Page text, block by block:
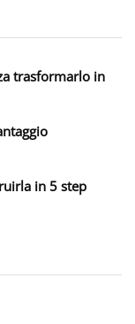
trasformarlo in
in 5 step